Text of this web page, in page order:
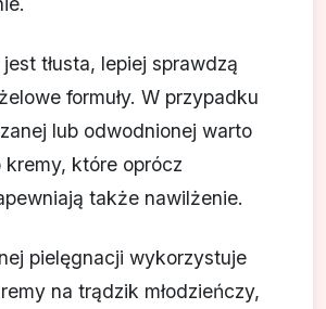
tłusta, lepiej sprawdzą
formuły. W przypadku
lub odwodnionej warto
kremy, które oprócz
także nawilżenie.
pielęgnacji wykorzystuje
na trądzik młodzieńczy,